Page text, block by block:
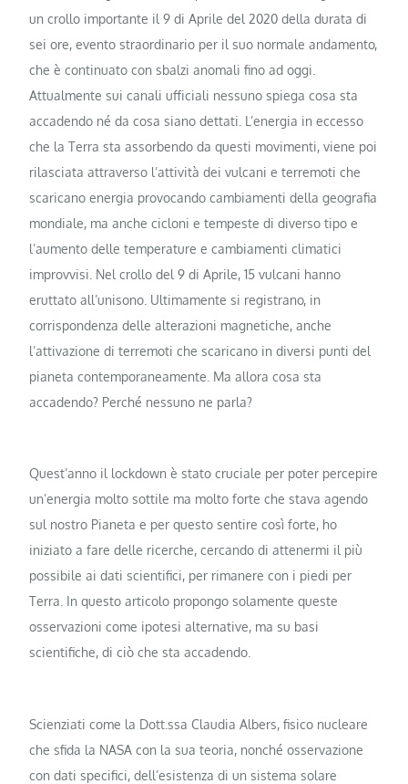
un crollo importante il 9 di Aprile del 2020 della durata di
sei ore, evento straordinario per il suo normale andamento,
che è continuato con sbalzi anomali fino ad oggi.
Attualmente sui canali ufficiali nessuno spiega cosa sta
accadendo né da cosa siano dettati. L’energia in eccesso
che la Terra sta assorbendo da questi movimenti, viene poi
rilasciata attraverso l’attività dei vulcani e terremoti che
scaricano energia provocando cambiamenti della geografia
mondiale, ma anche cicloni e tempeste di diverso tipo e
l’aumento delle temperature e cambiamenti climatici
improvvisi. Nel crollo del 9 di Aprile, 15 vulcani hanno
eruttato all’unisono. Ultimamente si registrano, in
corrispondenza delle alterazioni magnetiche, anche
l’attivazione di terremoti che scaricano in diversi punti del
pianeta contemporaneamente. Ma allora cosa sta
accadendo? Perché nessuno ne parla?
Quest’anno il lockdown è stato cruciale per poter percepire
un’energia molto sottile ma molto forte che stava agendo
sul nostro Pianeta e per questo sentire così forte, ho
iniziato a fare delle ricerche, cercando di attenermi il più
possibile ai dati scientifici, per rimanere con i piedi per
Terra. In questo articolo propongo solamente queste
osservazioni come ipotesi alternative, ma su basi
scientifiche, di ciò che sta accadendo.
Scienziati come la Dott.ssa Claudia Albers, fisico nucleare
che sfida la NASA con la sua teoria, nonché osservazione
con dati specifici, dell’esistenza di un sistema solare